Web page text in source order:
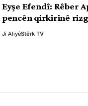
Eyşe Efendî: Rêber
pencên qirkirinê
Ji AliyêStêrk TV